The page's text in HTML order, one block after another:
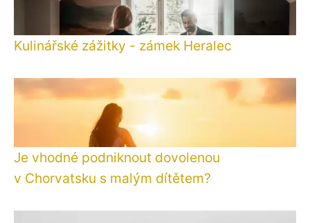
Kulinářské zážitky - zámek Heralec
Je vhodné podniknout dovolenou
v Chorvatsku s malým dítětem?